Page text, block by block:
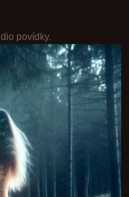
povídky.